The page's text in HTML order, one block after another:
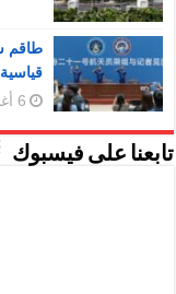
قياسية
6 أغسطس، 2026
تابعنا على فيسبوك